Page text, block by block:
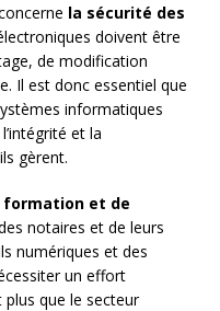
la sécurité des
doivent être
de modification
Il est donc essentiel que
informatiques
et la
gèrent.
formation et de
notaires et de leurs
numériques et des
un effort
plus que le secteur